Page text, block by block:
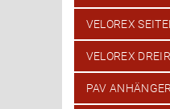
VELOREX
VELOREX
PAV ANHÄNGER